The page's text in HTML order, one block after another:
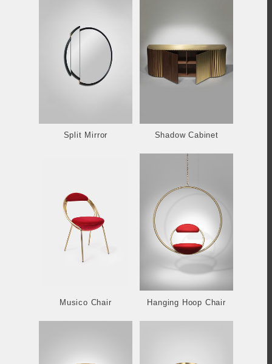
Split Mirror Shadow Cabinet
Musico Chair Hanging Hoop Chair